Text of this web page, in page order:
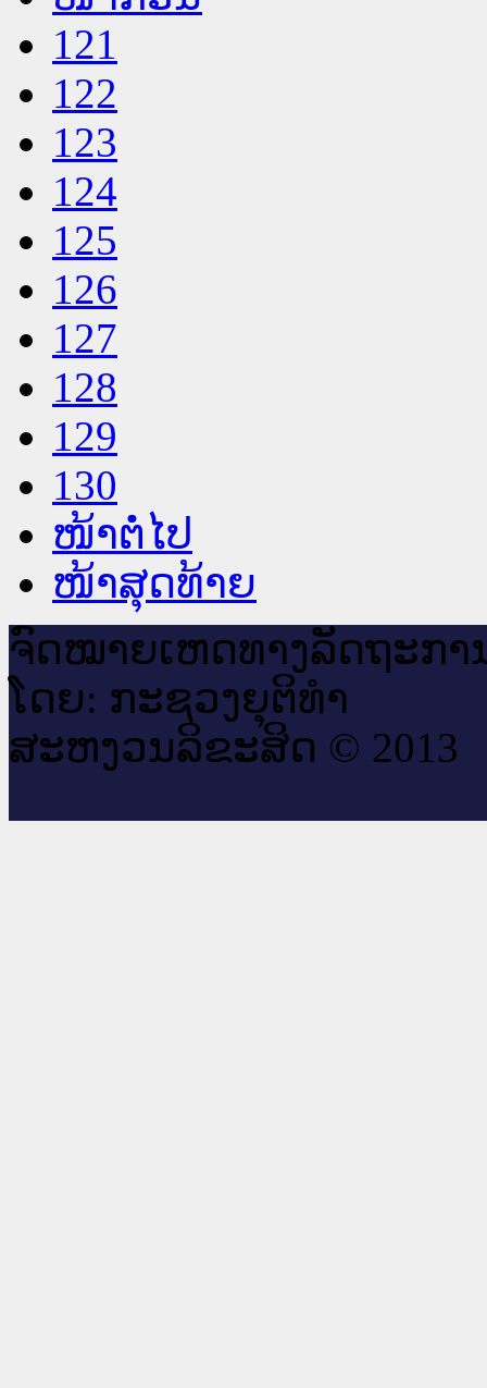
121
122
123
124
125
126
127
128
129
130
ໜ້າຕໍ່ໄປ
ໜ້າສຸດທ້າຍ
ຈົດ​ໝາຍ​ເຫດ​ທາງ​ລັດ​ຖະ​ກາ
ໂດຍ: ກະ​ຊວງຍຸ​ຕິ​ທຳ
ສະ​ຫງວນ​ລິ​ຂະ​ສິດ © 2013